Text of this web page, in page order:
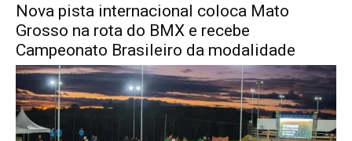
Nova pista internacional coloca Mato
Grosso na rota do BMX e recebe
Campeonato Brasileiro da modalidade